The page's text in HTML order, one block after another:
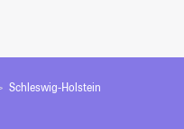
Schleswig-Holstein